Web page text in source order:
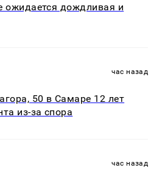
ожидается дождливая и
час назад
50 в Самаре 12 лет
из-за спора
час назад